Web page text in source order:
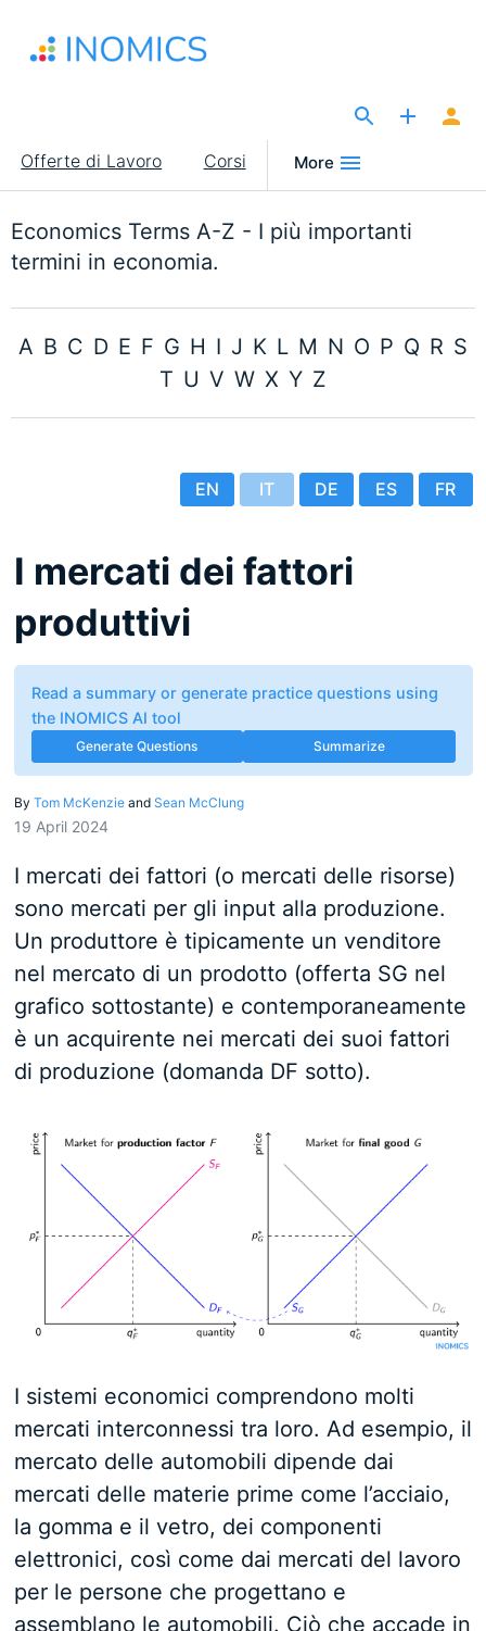
contenuto
Main
navigation
Offerte di Lavoro Corsi More
Economics Terms A-Z - I più importanti
termini in economia.
A B C D E F G H I J K L M N O P Q R S
T U V W X Y Z
EN IT DE ES FR
I mercati dei fattori
produttivi
Read a summary or generate practice questions using
the INOMICS AI tool
Generate Questions Summarize
By Tom McKenzieand Sean McClung
19 April 2024
I mercati dei fattori (o mercati delle risorse)
sono mercati per gli input alla produzione.
Un produttore è tipicamente un venditore
nel mercato di un prodotto (offerta SG nel
grafico sottostante) e contemporaneamente
è un acquirente nei mercati dei suoi fattori
di produzione (domanda DF sotto).
I sistemi economici comprendono molti
mercati interconnessi tra loro. Ad esempio, il
mercato delle automobili dipende dai
mercati delle materie prime come l’acciaio,
la gomma e il vetro, dei componenti
elettronici, così come dai mercati del lavoro
per le persone che progettano e
assemblano le automobili. Ciò che accade in